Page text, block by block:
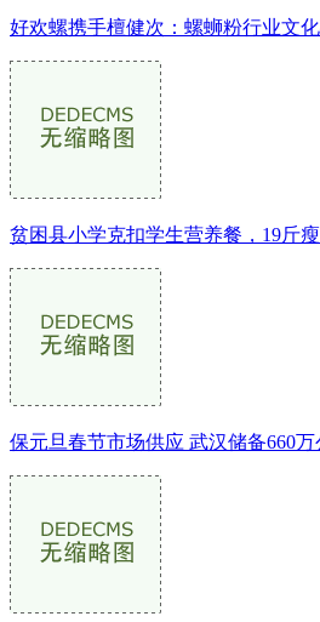
好欢螺携手檀健次：螺蛳粉行业文
贫困县小学克扣学生营养餐，19斤
保元旦春节市场供应 武汉储备660